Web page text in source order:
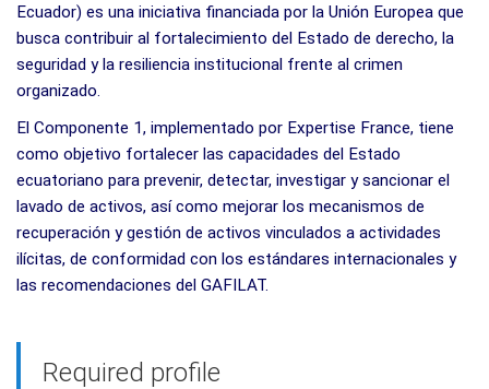
Ecuador) es una iniciativa financiada por la Unión Europea que
busca contribuir al fortalecimiento del Estado de derecho, la
seguridad y la resiliencia institucional frente al crimen
organizado.
El Componente 1, implementado por Expertise France, tiene
como objetivo fortalecer las capacidades del Estado
ecuatoriano para prevenir, detectar, investigar y sancionar el
lavado de activos, así como mejorar los mecanismos de
recuperación y gestión de activos vinculados a actividades
ilícitas, de conformidad con los estándares internacionales y
las recomendaciones del GAFILAT.
Required profile